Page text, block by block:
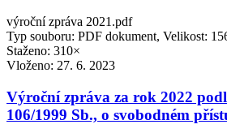
výroční zpráva 2021.pdf
Typ souboru: PDF dokument, Velikost:
Staženo: 310×
Vloženo: 27. 6. 2023
Výroční zpráva za rok 2022
106/1999 Sb., o svobodném